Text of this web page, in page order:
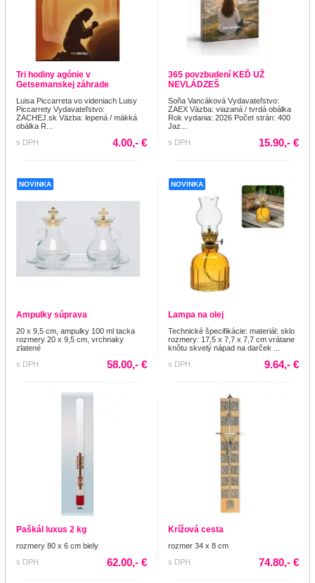
Tri hodiny agónie v
Getsemanskej záhrade
Luisa Piccarreta vo videniach Luisy
Piccarrety Vydavateľstvo:
ZACHEJ.sk Väzba: lepená / mäkká
obálka R...
s DPH
4.00,- €
365 povzbudení KEĎ UŽ
NEVLÁDZEŠ
Soňa Vancáková Vydavateľstvo:
ZAEX Väzba: viazaná / tvrdá obálka
Rok vydania: 2026 Počet strán: 400
Jaz...
s DPH
15.90,- €
NOVINKA
Ampulky súprava
20 x 9,5 cm, ampulky 100 ml tacka
rozmery 20 x 9,5 cm, vrchnaky
zlatené
s DPH
58.00,- €
NOVINKA
Lampa na olej
Technické špecifikácie: materiál: sklo
rozmery: 17,5 x 7,7 x 7,7 cm vrátane
knôtu skvelý nápad na darček ...
s DPH
9.64,- €
Paškál luxus 2 kg
rozmery 80 x 6 cm biely
s DPH
62.00,- €
Krížová cesta
rozmer 34 x 8 cm
s DPH
74.80,- €